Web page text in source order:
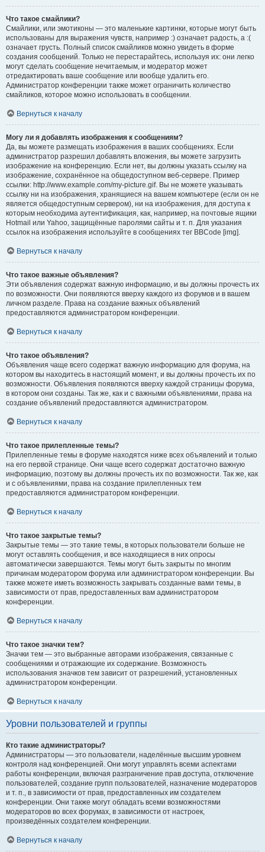
Что такое смайлики?
Смайлики, или эмотиконы — это маленькие картинки, которые могут быть
использованы для выражения чувств, например :) означает радость, а :(
означает грусть. Полный список смайликов можно увидеть в форме
создания сообщений. Только не перестарайтесь, используя их: они легко
могут сделать сообщение нечитаемым, и модератор может
отредактировать ваше сообщение или вообще удалить его.
Администратор конференции также может ограничить количество
смайликов, которое можно использовать в сообщении.
Вернуться к началу
Могу ли я добавлять изображения к сообщениям?
Да, вы можете размещать изображения в ваших сообщениях. Если
администратор разрешил добавлять вложения, вы можете загрузить
изображение на конференцию. Если нет, вы должны указать ссылку на
изображение, сохранённое на общедоступном веб-сервере. Пример
ссылки: http://www.example.com/my-picture.gif. Вы не можете указывать
ссылку ни на изображения, хранящиеся на вашем компьютере (если он не
является общедоступным сервером), ни на изображения, для доступа к
которым необходима аутентификация, как, например, на почтовые ящики
Hotmail или Yahoo, защищённые паролями сайты и т. п. Для указания
ссылок на изображения используйте в сообщениях тег BBCode [img].
Вернуться к началу
Что такое важные объявления?
Эти объявления содержат важную информацию, и вы должны прочесть их
по возможности. Они появляются вверху каждого из форумов и в вашем
личном разделе. Права на создание важных объявлений
предоставляются администратором конференции.
Вернуться к началу
Что такое объявления?
Объявления чаще всего содержат важную информацию для форума, на
котором вы находитесь в настоящий момент, и вы должны прочесть их по
возможности. Объявления появляются вверху каждой страницы форума,
в котором они созданы. Так же, как и с важными объявлениями, права на
создание объявлений предоставляются администратором.
Вернуться к началу
Что такое прилепленные темы?
Прилепленные темы в форуме находятся ниже всех объявлений и только
на его первой странице. Они чаще всего содержат достаточно важную
информацию, поэтому вы должны прочесть их по возможности. Так же, как
и с объявлениями, права на создание прилепленных тем
предоставляются администратором конференции.
Вернуться к началу
Что такое закрытые темы?
Закрытые темы — это такие темы, в которых пользователи больше не
могут оставлять сообщения, и все находящиеся в них опросы
автоматически завершаются. Темы могут быть закрыты по многим
причинам модератором форума или администратором конференции. Вы
также можете иметь возможность закрывать созданные вами темы, в
зависимости от прав, предоставленных вам администратором
конференции.
Вернуться к началу
Что такое значки тем?
Значки тем — это выбранные авторами изображения, связанные с
сообщениями и отражающие их содержание. Возможность
использования значков тем зависит от разрешений, установленных
администратором конференции.
Вернуться к началу
Уровни пользователей и группы
Кто такие администраторы?
Администраторы — это пользователи, наделённые высшим уровнем
контроля над конференцией. Они могут управлять всеми аспектами
работы конференции, включая разграничение прав доступа, отключение
пользователей, создание групп пользователей, назначение модераторов
и т. п., в зависимости от прав, предоставленных им создателем
конференции. Они также могут обладать всеми возможностями
модераторов во всех форумах, в зависимости от настроек,
произведённых создателем конференции.
Вернуться к началу